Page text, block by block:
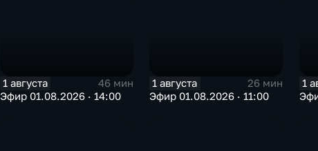
1 августа
46 мин
Эфир 01.08.2026 · 14:00
1 августа
26 мин
Эфир 01.08.2026 · 11:00
1